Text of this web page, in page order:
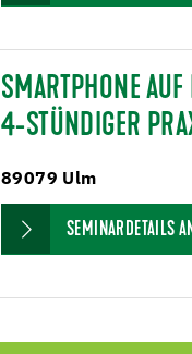
SMARTPHONE AUF
4-STÜNDIGER
89079 Ulm
SEMINARDETAILS